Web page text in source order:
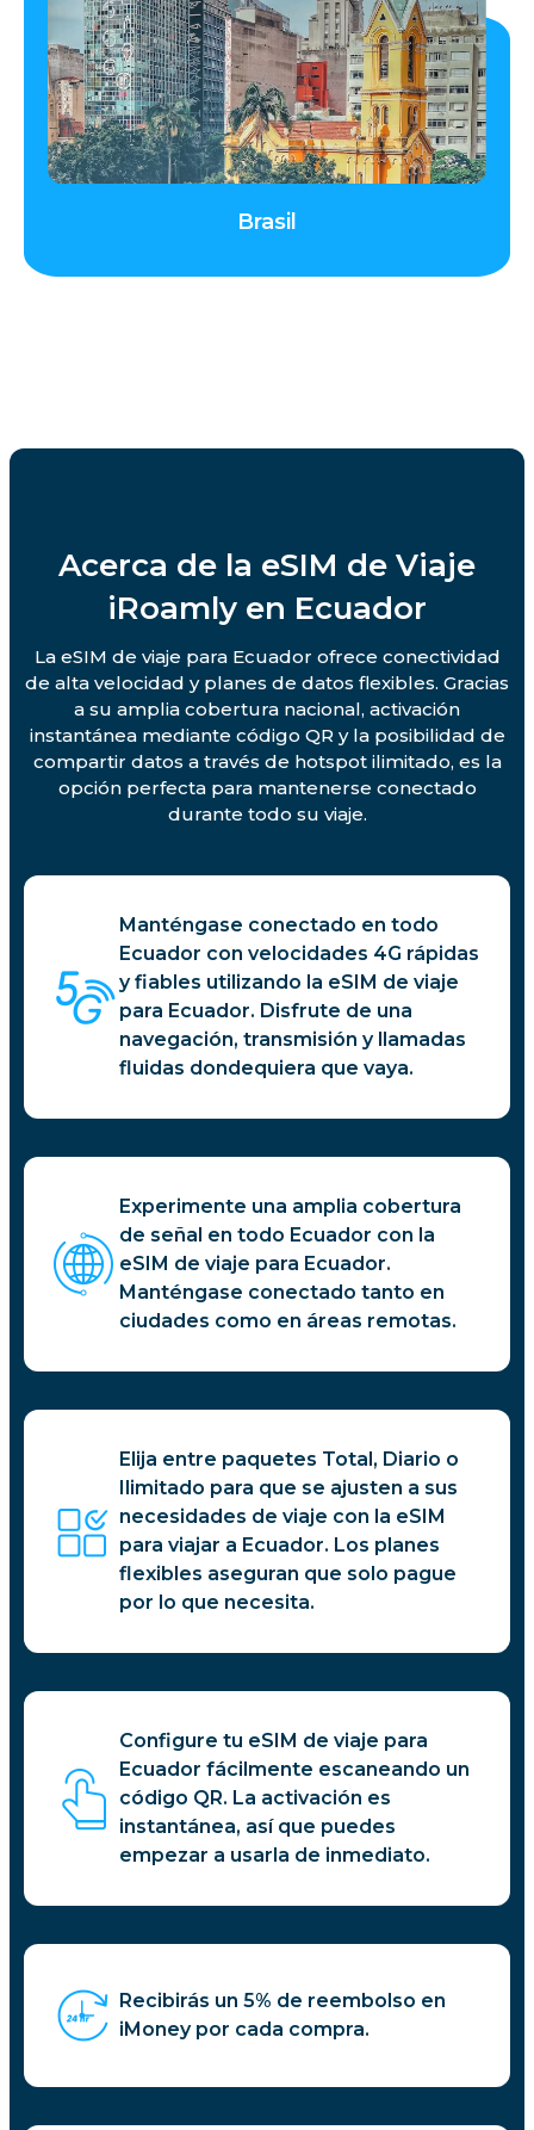
Brasil
Acerca de la eSIM de Viaje
iRoamly en Ecuador
La eSIM de viaje para Ecuador ofrece conectividad
de alta velocidad y planes de datos flexibles. Gracias
a su amplia cobertura nacional, activación
instantánea mediante código QR y la posibilidad de
compartir datos a través de hotspot ilimitado, es la
opción perfecta para mantenerse conectado
durante todo su viaje.
Manténgase conectado en todo
Ecuador con velocidades 4G rápidas
y fiables utilizando la eSIM de viaje
para Ecuador. Disfrute de una
navegación, transmisión y llamadas
fluidas dondequiera que vaya.
Experimente una amplia cobertura
de señal en todo Ecuador con la
eSIM de viaje para Ecuador.
Manténgase conectado tanto en
ciudades como en áreas remotas.
Elija entre paquetes Total, Diario o
Ilimitado para que se ajusten a sus
necesidades de viaje con la eSIM
para viajar a Ecuador. Los planes
flexibles aseguran que solo pague
por lo que necesita.
Configure tu eSIM de viaje para
Ecuador fácilmente escaneando un
código QR. La activación es
instantánea, así que puedes
empezar a usarla de inmediato.
Recibirás un 5% de reembolso en
iMoney por cada compra.